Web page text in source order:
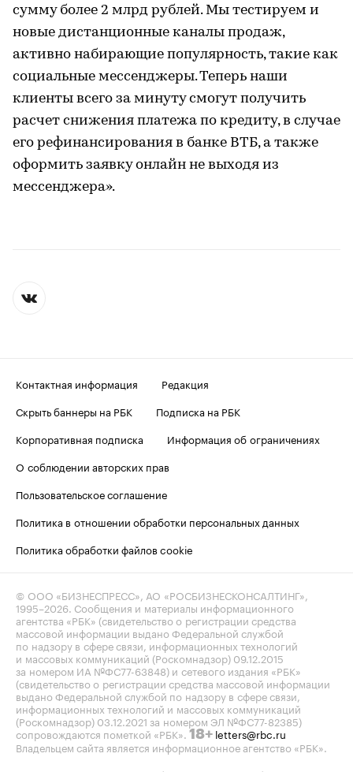
сумму более 2 млрд рублей. Мы тестируем и
новые дистанционные каналы продаж,
активно набирающие популярность, такие как
социальные мессенджеры. Теперь наши
клиенты всего за минуту смогут получить
расчет снижения платежа по кредиту, в случае
его рефинансирования в банке ВТБ, а также
оформить заявку онлайн не выходя из
мессенджера».
Контактная информация
Редакция
Скрыть баннеры на РБК
Подписка на РБК
Корпоративная подписка
Информация об ограничениях
О соблюдении авторских прав
Пользовательское соглашение
Политика в отношении обработки персональных данных
Политика обработки файлов cookie
© ООО «БИЗНЕСПРЕСС», АО «РОСБИЗНЕСКОНСАЛТИНГ»,
1995–2026. Сообщения и материалы информационного
агентства «РБК» (свидетельство о регистрации средства
массовой информации выдано Федеральной службой
по надзору в сфере связи, информационных технологий
и массовых коммуникаций (Роскомнадзор) 09.12.2015
за номером ИА №ФС77-63848) и сетевого издания «РБК»
(свидетельство о регистрации средства массовой информации
выдано Федеральной службой по надзору в сфере связи,
информационных технологий и массовых коммуникаций
(Роскомнадзор) 03.12.2021 за номером ЭЛ №ФС77-82385)
сопровождаются пометкой «РБК». 18+ letters@rbc.ru
Владельцем сайта является информационное агентство «РБК».